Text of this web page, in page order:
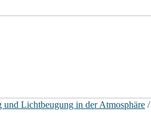
und Lichtbeugung in der Atmosphäre /